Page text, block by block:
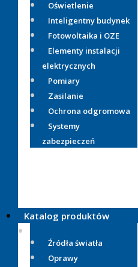
Oświetlenie
Inteligentny budynek
Fotowoltaika i OZE
Elementy instalacji
elektrycznych
Pomiary
Zasilanie
Ochrona odgromowa
Systemy
zabezpieczeń
Katalog produktów
Źródła światła
Oprawy